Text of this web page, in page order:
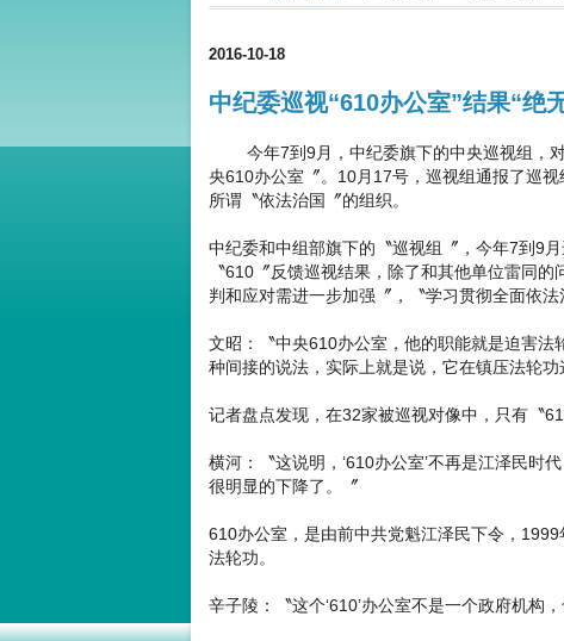
2016-10-18
中纪委巡视“610办公室”结果“绝
今年7到9月，中纪委旗下的中央巡视组，对
央610办公室〞。10月17号，巡视组通报了巡
所谓〝依法治国〞的组织。
中纪委和中组部旗下的〝巡视组〞，今年7到9
〝610〞反馈巡视结果，除了和其他单位雷同
判和应对需进一步加强〞，〝学习贯彻全面依法
文昭：〝中央610办公室，他的职能就是迫害
种间接的说法，实际上就是说，它在镇压法轮
记者盘点发现，在32家被巡视对像中，只有〝
横河：〝这说明，‘610办公室’不再是江泽民时
很明显的下降了。〞
610办公室，是由前中共党魁江泽民下令，
法轮功。
辛子陵：〝这个‘610’办公室不是一个政府机构